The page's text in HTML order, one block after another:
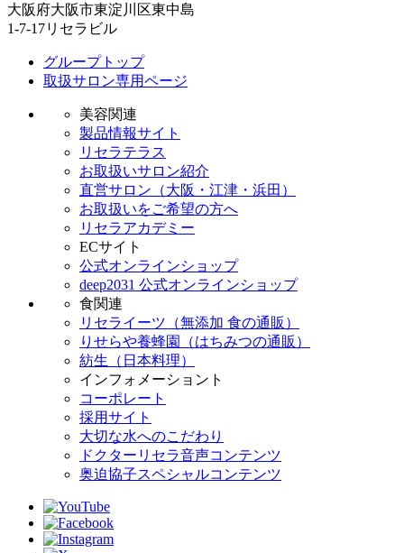
大阪府大阪市東淀川区東中島
1-7-17リセラビル
グループトップ
取扱サロン専用ページ
美容関連
製品情報サイト
リセラテラス
お取扱いサロン紹介
直営サロン（大阪・江津・浜田）
お取扱いをご希望の方へ
リセラアカデミー
ECサイト
公式オンラインショップ
deep2031 公式オンラインショップ
食関連
リセライーツ（無添加 食の通販）
りせらや養蜂園（はちみつの通販）
紡生（日本料理）
インフォメーショント
コーポレート
採用サイト
大切な水へのこだわり
ドクターリセラ音声コンテンツ
奥迫協子スペシャルコンテンツ